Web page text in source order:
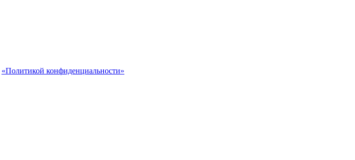
«Политикой конфиденциальности»